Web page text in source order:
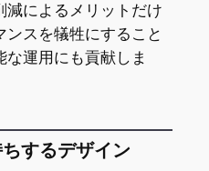
減によるメリットだけ
ンスを犠牲にすること
運用にも貢献しま
するデザイン